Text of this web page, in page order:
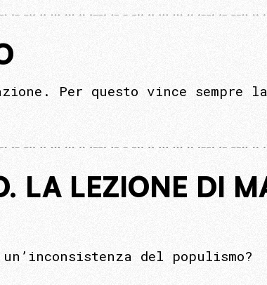
Per questo vince sempre
LA LEZIONE DI
del populismo?